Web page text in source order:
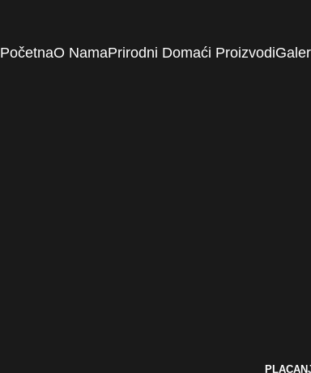
PočetnaO NamaPrirodni Domaći Proizvodi